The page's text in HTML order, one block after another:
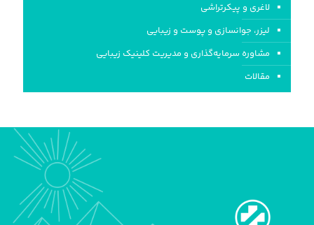
لاغری و پیکرتراشی
لیزر، جوانسازی و پوست و زیبایی
مشاوره سرمایه‌گذاری و مدیریت کلینیک زیبایی
مقالات